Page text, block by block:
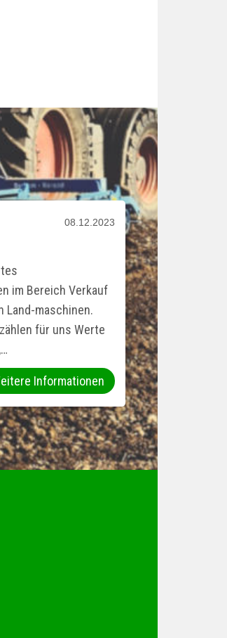
08.12.2023
im Bereich Verkauf
Land-maschinen.
für uns Werte
Informationen